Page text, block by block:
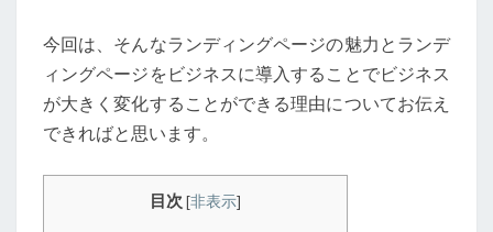
今回は、そんなランディングページの魅力とランデ
ィングページをビジネスに導入することでビジネス
が大きく変化することができる理由についてお伝え
できればと思います。
目次 [非表示]